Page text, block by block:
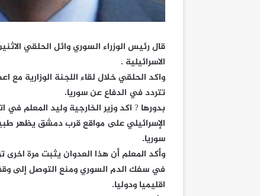
قال رئيس الوزراء السوري وائل الحلقي
الاسرائيلية .
واكد الحلقي خلال لقاء اللجنة الوزارية مع
تتردد في الدفاع عن سوريا.
بدورها ? اكد وزير الخارجية وليد المعلم
الإسرائيلي على مواقع قرب دمشق يظهر
سوريا.
وأكد المعلم أن هذا العدوان يثبت مرة اخرى
في سفك الدم السوري ومنع التوصل إلى
اقليميا ودوليا.